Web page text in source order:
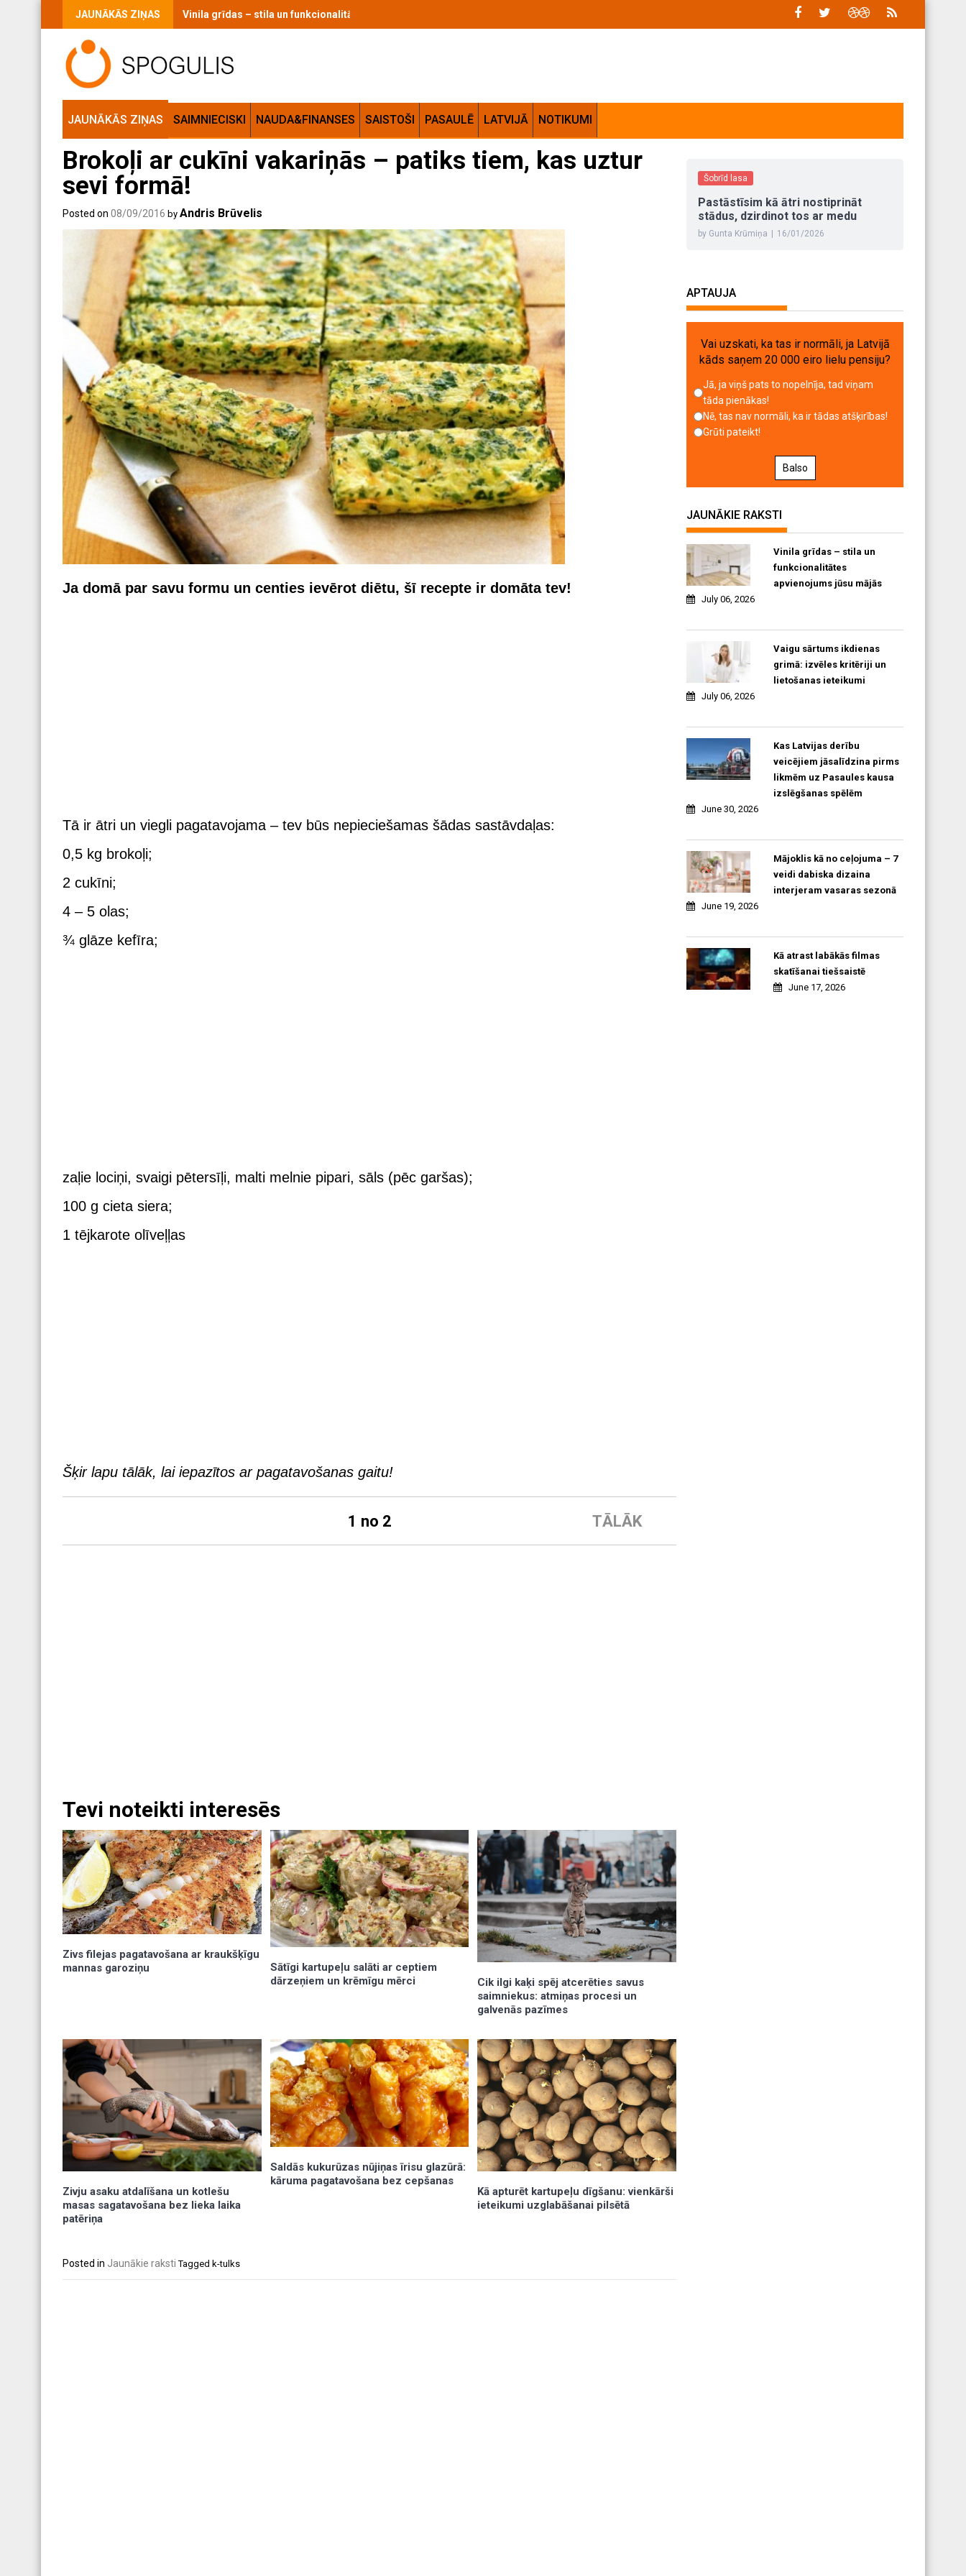
JAUNĀKĀS ZIŅAS Vinila grīdas – stila un funkcionalitātes apvienojums jūsu mājās
JAUNĀKĀS ZIŅAS SAIMNIECISKI NAUDA&FINANSES SAISTOŠI PASAULĒ LATVIJĀ NOTIKUMI
Brokoļi ar cukīni vakariņās – patiks tiem, kas uztur
sevi formā!
Posted on 08/09/2016 by Andris Brūvelis
Ja domā par savu formu un centies ievērot diētu, šī recepte ir domāta tev!
Tā ir ātri un viegli pagatavojama – tev būs nepieciešamas šādas sastāvdaļas:
0,5 kg brokoļi;
2 cukīni;
4 – 5 olas;
¾ glāze kefīra;
zaļie lociņi, svaigi pētersīļi, malti melnie pipari, sāls (pēc garšas);
100 g cieta siera;
1 tējkarote olīveļļas
Šķir lapu tālāk, lai iepazītos ar pagatavošanas gaitu!
TĀLĀK
1 no 2
Tevi noteikti interesēs
Zivs filejas pagatavošana ar kraukšķīgu
mannas garoziņu
Sātīgi kartupeļu salāti ar ceptiem
dārzeņiem un krēmīgu mērci
Cik ilgi kaķi spēj atcerēties savus
saimniekus: atmiņas procesi un
galvenās pazīmes
Zivju asaku atdalīšana un kotlešu
masas sagatavošana bez lieka laika
patēriņa
Saldās kukurūzas nūjiņas īrisu glazūrā:
kāruma pagatavošana bez cepšanas
Kā apturēt kartupeļu dīgšanu: vienkārši
ieteikumi uzglabāšanai pilsētā
Posted in Jaunākie raksti Tagged k-tulks
Šobrīd lasa
Pastāstīsim kā ātri nostiprināt
stādus, dzirdinot tos ar medu
by Gunta Krūmiņa 16/01/2026
APTAUJA
Vai uzskati, ka tas ir normāli, ja Latvijā
kāds saņem 20 000 eiro lielu pensiju?
Jā, ja viņš pats to nopelnīja, tad viņam
tāda pienākas!
Nē, tas nav normāli, ka ir tādas atšķirības!
Grūti pateikt!
Balso
JAUNĀKIE RAKSTI
Vinila grīdas – stila un
funkcionalitātes
apvienojums jūsu mājās
July 06, 2026
Vaigu sārtums ikdienas
grimā: izvēles kritēriji un
lietošanas ieteikumi
July 06, 2026
Kas Latvijas derību
veicējiem jāsalīdzina pirms
likmēm uz Pasaules kausa
izslēgšanas spēlēm
June 30, 2026
Mājoklis kā no ceļojuma – 7
veidi dabiska dizaina
interjeram vasaras sezonā
June 19, 2026
Kā atrast labākās filmas
skatīšanai tiešsaistē
June 17, 2026